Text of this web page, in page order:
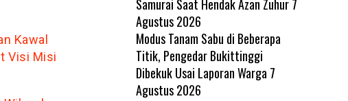
Kawal
Visi Misi
Samurai Saat Hendak Azan Zuhur 7
Agustus 2026
Modus Tanam Sabu di Beberapa
Titik, Pengedar Bukittinggi
Dibekuk Usai Laporan Warga 7
Agustus 2026